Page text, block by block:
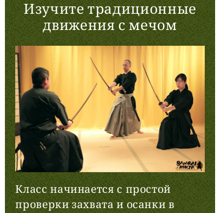
Изучите традиционные
движения с мечом
Класс начинается с простой
проверки захвата и осанки в